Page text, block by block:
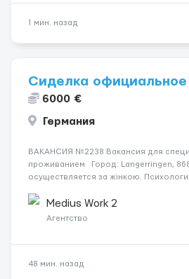
1 мин. назад
Сиделка
6000 €
Германия
ВАКАНСИЯ №2238 Вакансия для
проживанием Город: Langerringen,
осуществляется за жінкою.
(можливість сидіти є). Ночью пациент:
щодня...
Medius Work 2
Агентство
48 мин. назад